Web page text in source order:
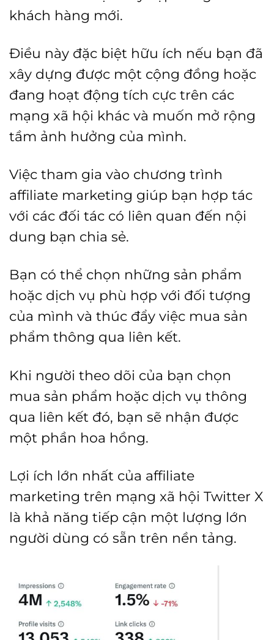
khách hàng mới.
Điều này đặc biệt hữu ích nếu bạn đã
xây dựng được một cộng đồng hoặc
đang hoạt động tích cực trên các
mạng xã hội khác và muốn mở rộng
tầm ảnh hưởng của mình.
Việc tham gia vào chương trình
affiliate marketing giúp bạn hợp tác
với các đối tác có liên quan đến nội
dung bạn chia sẻ.
Bạn có thể chọn những sản phẩm
hoặc dịch vụ phù hợp với đối tượng
của mình và thúc đẩy việc mua sản
phẩm thông qua liên kết.
Khi người theo dõi của bạn chọn
mua sản phẩm hoặc dịch vụ thông
qua liên kết đó, bạn sẽ nhận được
một phần hoa hồng.
Lợi ích lớn nhất của affiliate
marketing trên mạng xã hội Twitter X
là khả năng tiếp cận một lượng lớn
người dùng có sẵn trên nền tảng.